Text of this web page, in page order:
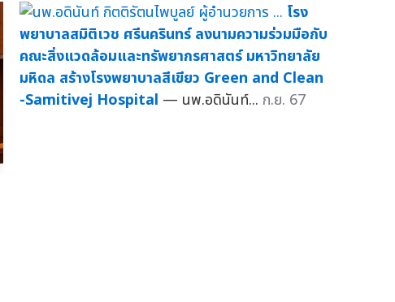
โรง
พยาบาลสมิติเวช ศรีนครินทร์ ลงนามความร่วมมือกับ
คณะสิ่งแวดล้อมและทรัพยากรศาสตร์ มหาวิทยาลัย
มหิดล สร้างโรงพยาบาลสีเขียว Green and Clean
-Samitivej Hospital — นพ.อดินันท์... ก.ย. 67